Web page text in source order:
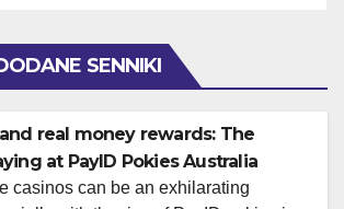
SENNIKI
real money rewards: The
at PayID Pokies Australia
casinos can be an exhilarating